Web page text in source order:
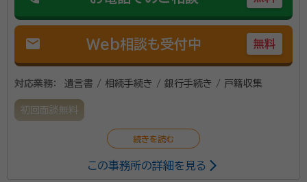
mail Web相談も受付中 無料
対応業務： 遺言書 / 相続手続き / 銀行手続き / 戸籍収集
初回面談無料
この事務所の詳細を見る